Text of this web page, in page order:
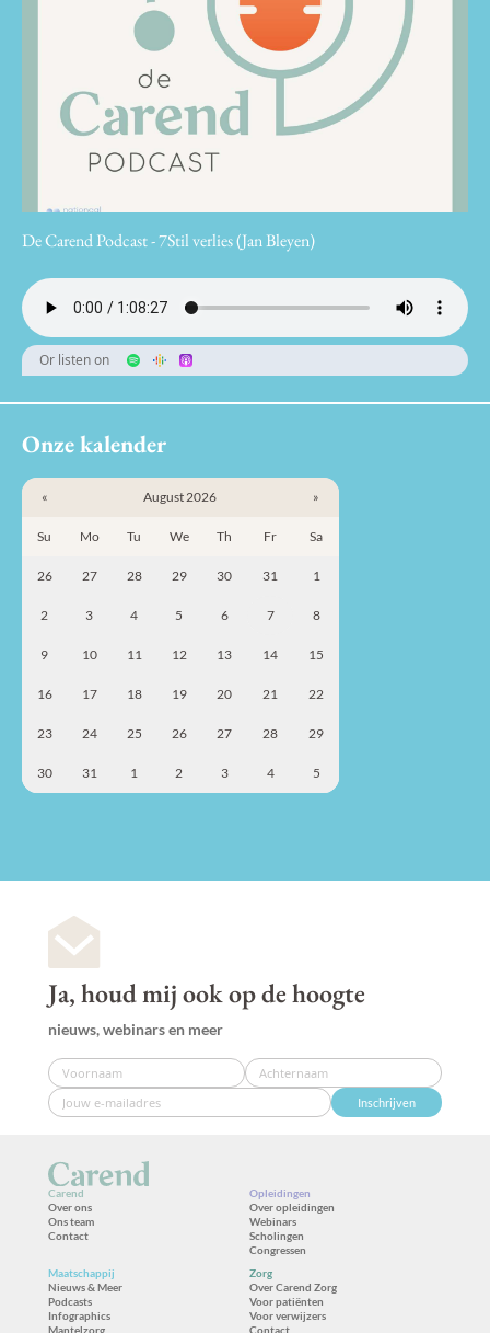
De Carend Podcast - 7Stil verlies (Jan Bleyen)
Or listen on
Onze kalender
« August 2026 »
Su Mo Tu We Th Fr Sa
26 27 28 29 30 31 1
2 3 4 5 6 7 8
9 10 11 12 13 14 15
16 17 18 19 20 21 22
23 24 25 26 27 28 29
30 31 1 2 3 4 5
Ja, houd mij ook op de hoogte
nieuws, webinars en meer
Inschrijven
Carend
Over ons
Ons team
Contact
Opleidingen
Over opleidingen
Webinars
Scholingen
Congressen
Maatschappij
Nieuws & Meer
Podcasts
Infographics
Mantelzorg
Zorg
Over Carend Zorg
Voor patiënten
Voor verwijzers
Contact